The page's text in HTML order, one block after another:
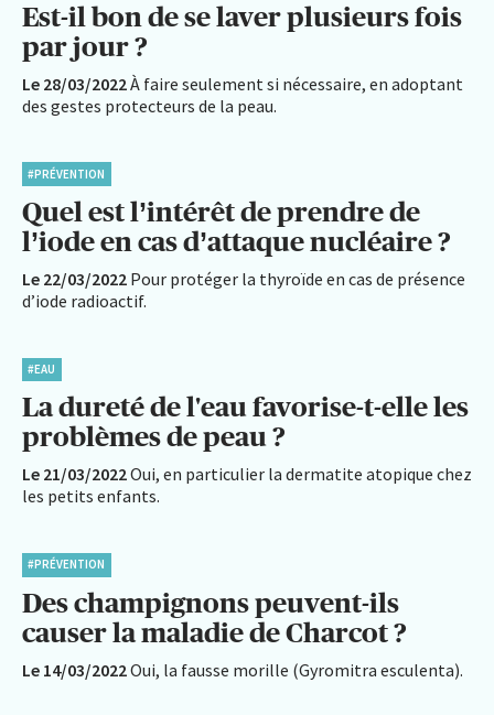
Est-il bon de se laver plusieurs fois
par jour ?
Le 28/03/2022À faire seulement si nécessaire, en adoptant
des gestes protecteurs de la peau.
#PRÉVENTION
Quel est l’intérêt de prendre de
l’iode en cas d’attaque nucléaire ?
Le 22/03/2022 Pour protéger la thyroïde en cas de présence
d’iode radioactif.
#EAU
La dureté de l'eau favorise-t-elle les
problèmes de peau ?
Le 21/03/2022Oui, en particulier la dermatite atopique chez
les petits enfants.
#PRÉVENTION
Des champignons peuvent-ils
causer la maladie de Charcot ?
Le 14/03/2022Oui, la fausse morille (Gyromitra esculenta).